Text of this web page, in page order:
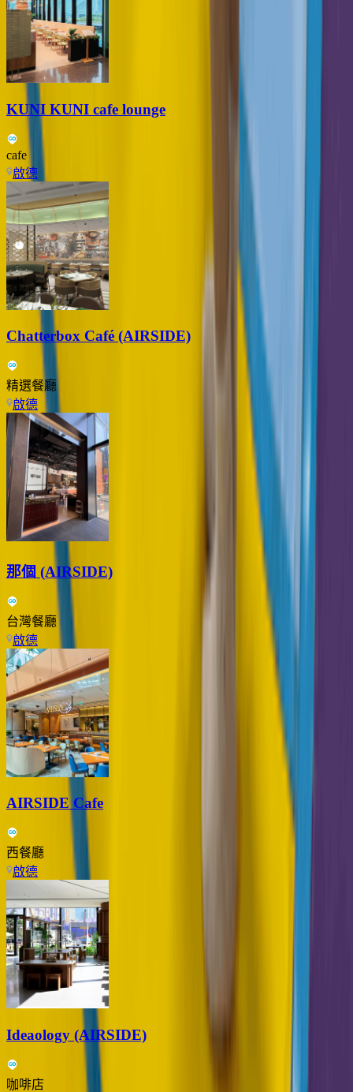
KUNI KUNI cafe lounge
cafe
啟德
Chatterbox Café (AIRSIDE)
精選餐廳
啟德
那個 (AIRSIDE)
台灣餐廳
啟德
AIRSIDE Cafe
西餐廳
啟德
Ideaology (AIRSIDE)
咖啡店